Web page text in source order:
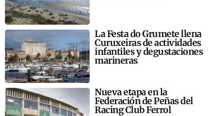
La Festa do Grumete llena
Curuxeiras de actividades
infantiles y degustaciones
marineras
Nueva etapa en la
Federación de Peñas del
Racing Club Ferrol